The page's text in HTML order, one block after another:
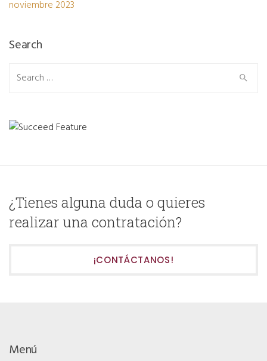
noviembre 2023
Search
Search
¿Tienes alguna duda o quieres
realizar una contratación?
¡CONTÁCTANOS!
Menú